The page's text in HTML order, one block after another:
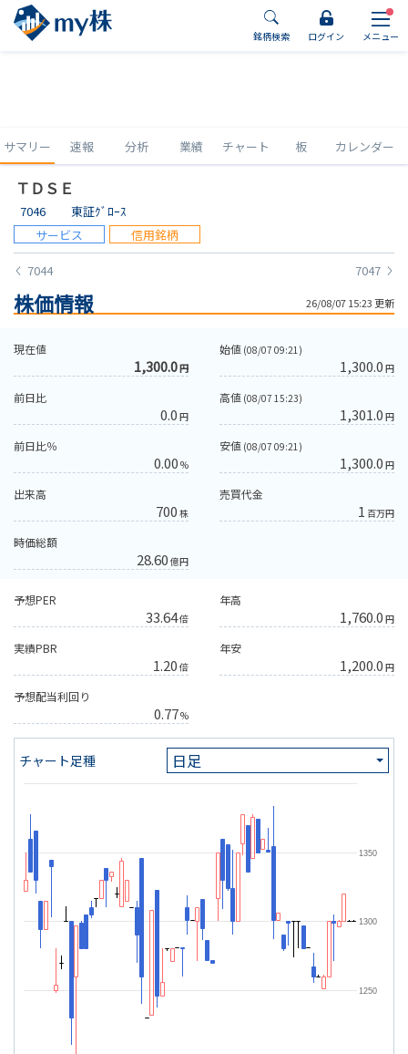
銘柄検索 ログイン メニュー
サマリー 速報 分析 業績 チャート 板 カレンダー
ＴＤＳＥ
7046
東証ｸﾞﾛｰｽ
サービス
信用銘柄
7044 7047
株価情報 26/08/07 15:23 更新
現在値
1,300.0円
始値(08/07 09:21)
1,300.0 円
前日比
0.0 円
高値(08/07 15:23)
1,301.0 円
前日比％
0.00 %
安値(08/07 09:21)
1,300.0 円
出来高
700 株
売買代金
1 百万円
時価総額
28.60 億円
予想PER
33.64倍
年高
1,760.0 円
実績PBR
1.20 倍
年安
1,200.0 円
予想配当利回り
0.77%
チャート足種
1250
1300
1350